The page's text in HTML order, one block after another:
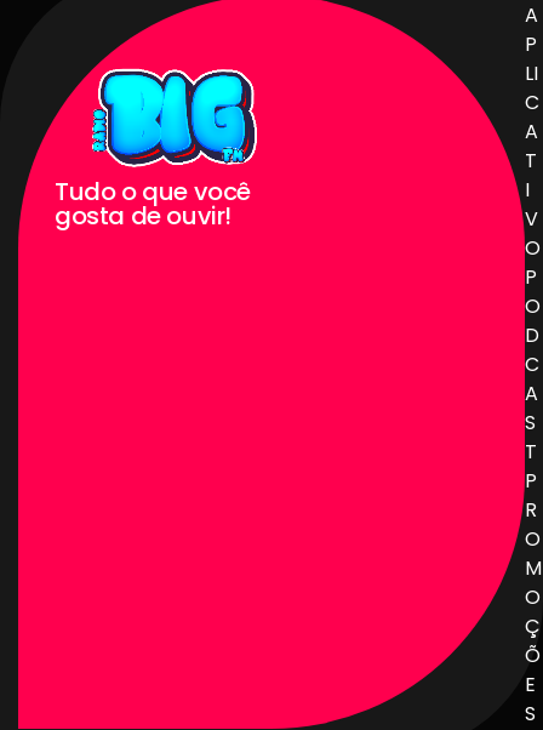
Tudo o que você
gosta de ouvir!
A
P
LI
C
A
T
I
V
O
P
O
D
C
A
S
T
P
R
O
M
O
Ç
Õ
E
S